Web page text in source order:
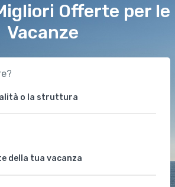
Offerte per le
Vacanze